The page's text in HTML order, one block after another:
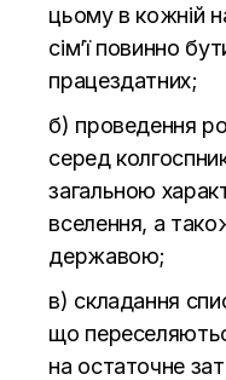
цьому в кожній
сім’ї повинно
працездатних;
б) проведення
серед
загальною
вселення, а
державою;
в) складання
що
на остаточне